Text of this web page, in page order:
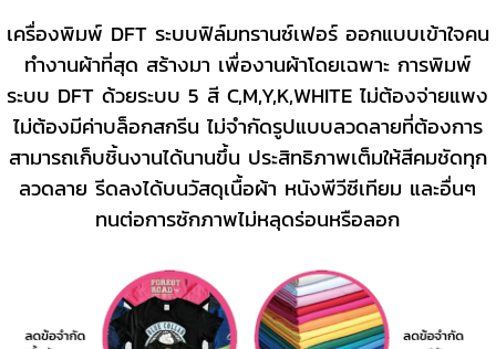
เครื่องพิมพ์ DFT ระบบฟิล์มทรานซ์เฟอร์ ออกแบบเข้าใจคน
ทำงานผ้าที่สุด สร้างมา เพื่องานผ้าโดยเฉพาะ การพิมพ์
ระบบ DFT ด้วยระบบ 5 สี C,M,Y,K,WHITE ไม่ต้องจ่ายแพง
ไม่ต้องมีค่าบล็อกสกรีน ไม่จำกัดรูปแบบลวดลายที่ต้องการ
สามารถเก็บชิ้นงานได้นานขึ้น ประสิทธิภาพเต็มให้สีคมชัดทุก
ลวดลาย รีดลงได้บนวัสดุเนื้อผ้า หนังพีวีซีเทียม และอื่นๆ
ทนต่อการซักภาพไม่หลุดร่อนหรือลอก